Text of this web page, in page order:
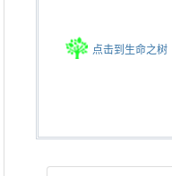
点击到生命之树